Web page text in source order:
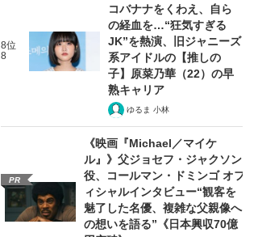
8位
8
コバナナをくわえ、自ら
の経血を…“狂気すぎる
JK”を熱演、旧ジャニーズ
系アイドルの【推しの
子】原菜乃華（22）の早
熟キャリア
ゆるま 小林
PR
《映画『Michael／マイケ
ル』》父ジョセフ・ジャクソン
役、コールマン・ドミンゴ オフ
ィシャルインタビュー“観客を
魅了した名優、複雑な父親像へ
の想いを語る”《日本興収70億